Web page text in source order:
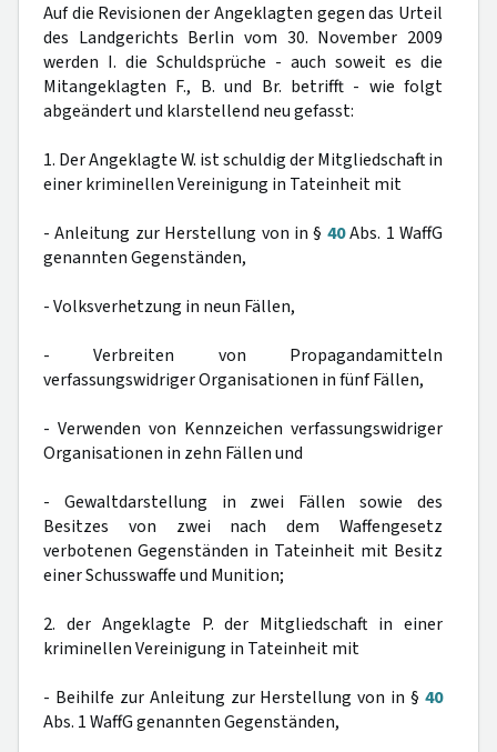
Auf die Revisionen der Angeklagten gegen das Urteil
des Landgerichts Berlin vom 30. November 2009
werden I. die Schuldsprüche - auch soweit es die
Mitangeklagten F., B. und Br. betrifft - wie folgt
abgeändert und klarstellend neu gefasst:
1. Der Angeklagte W. ist schuldig der Mitgliedschaft in
einer kriminellen Vereinigung in Tateinheit mit
- Anleitung zur Herstellung von in § 40Abs. 1 WaffG
genannten Gegenständen,
- Volksverhetzung in neun Fällen,
- Verbreiten von Propagandamitteln
verfassungswidriger Organisationen in fünf Fällen,
- Verwenden von Kennzeichen verfassungswidriger
Organisationen in zehn Fällen und
- Gewaltdarstellung in zwei Fällen sowie des
Besitzes von zwei nach dem Waffengesetz
verbotenen Gegenständen in Tateinheit mit Besitz
einer Schusswaffe und Munition;
2. der Angeklagte P. der Mitgliedschaft in einer
kriminellen Vereinigung in Tateinheit mit
- Beihilfe zur Anleitung zur Herstellung von in § 40
Abs. 1 WaffG genannten Gegenständen,